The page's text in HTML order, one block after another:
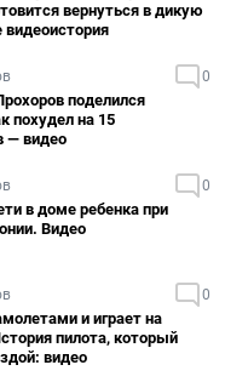
вернуться в дикую
видеоистория
0
поделился
похудел на 15
— видео
0
в доме ребенка при
Видео
0
и играет на
пилота, который
видео